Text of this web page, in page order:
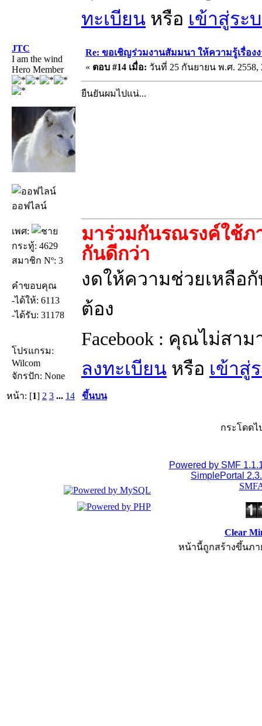
ทะเบียน หรือ เข้าสู่ระ
JTC
I am the wind
Hero Member
ออฟไลน์
เพศ:
กระทู้: 4629
สมาชิก Nº: 3
คำขอบคุณ
-ได้ให้: 6113
-ได้รับ: 31178
โปรแกรม:
Wilcom
จักรปัก: None
Re: ขอเชิญร่วมงานสัมมนา ให้ความรู้เรื่อง
« ตอบ #14 เมื่อ: วันที่ 25 กันยายน พ.ศ. 2558,
ยืนยันผมไปแน่...
มาร่วมกันรณรงค์ใช้ภ
กันดีกว่า
งดให้ความช่วยเหลือ
ต้อง
Facebook : คุณไม่สา
ลงทะเบียน หรือ เข้าสู่
หน้า: [1] 2 3 ... 14 ขึ้นบน
กระโดดไ
Powered by SMF
SimplePortal
Clear
หน้านี้ถูกสร้างขึ้นภา